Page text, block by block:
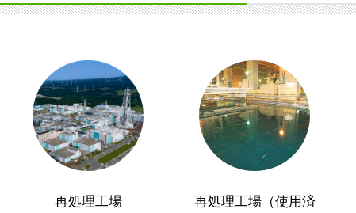
再処理工場 再処理工場（使用済